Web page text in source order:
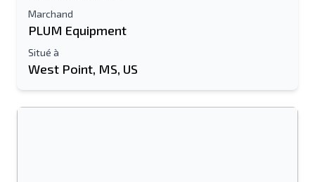
Marchand
PLUM Equipment
Situé à
West Point, MS, US